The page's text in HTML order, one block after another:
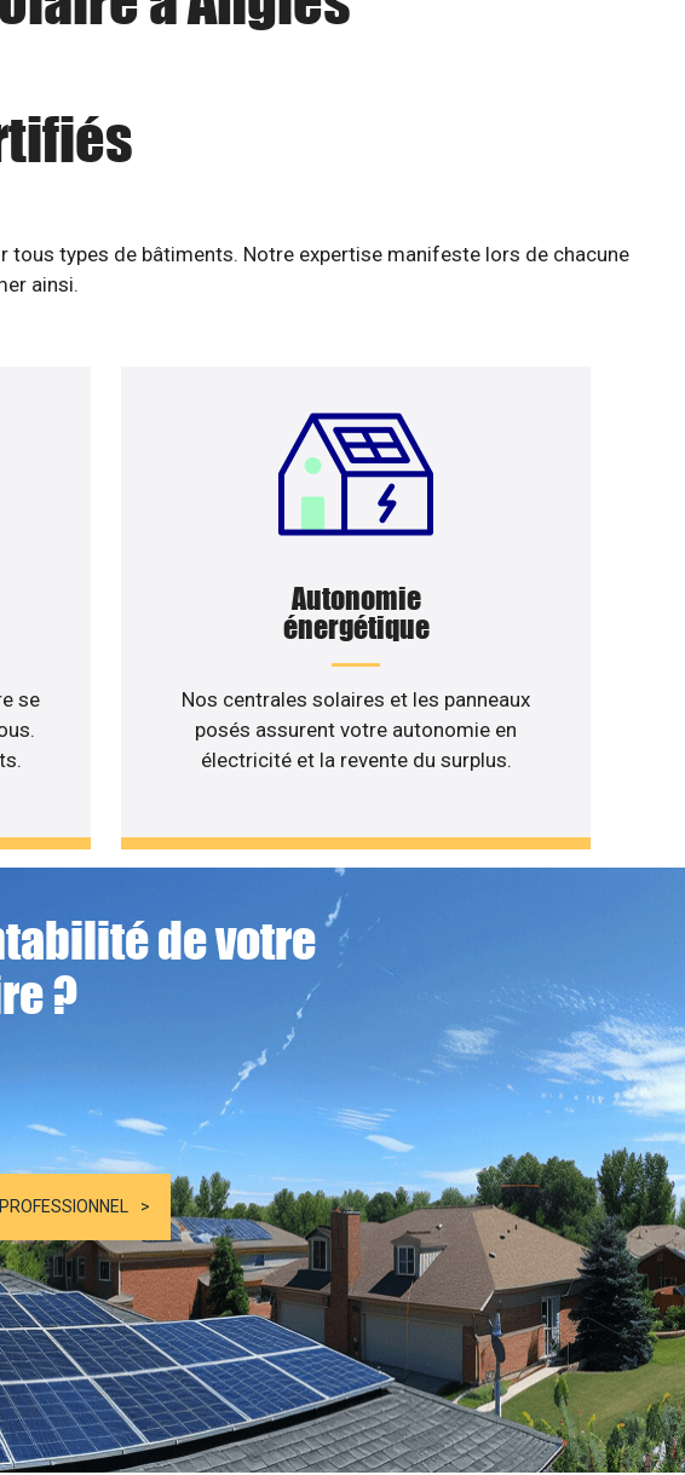
tous types de bâtiments. Notre expertise manifeste lors de chacune
ainsi.
se
Autonomie
énergétique
Nos centrales solaires et les panneaux
posés assurent votre autonomie en
électricité et la revente du surplus.
de votre
?